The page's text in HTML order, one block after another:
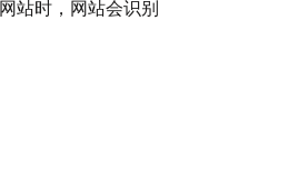
站时，网站会识别